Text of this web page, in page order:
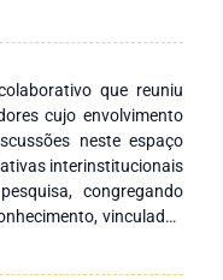
que reuniu
cujo envolvimento
neste espaço
interinstitucionais
congregando
vinculados
e privadas, em